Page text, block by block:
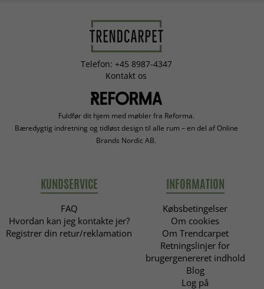
Telefon: +45 8987-4347
Kontakt os
Fuldfør dit hjem med møbler fra Reforma.
Bæredygtig indretning og tidløst design til alle rum – en del af Online
Brands Nordic AB.
KUNDSERVICE
FAQ
Hvordan kan jeg kontakte jer?
Registrer din retur/reklamation
INFORMATION
Købsbetingelser
Om cookies
Om Trendcarpet
Retningslinjer for
brugergenereret indhold
Blog
Log på